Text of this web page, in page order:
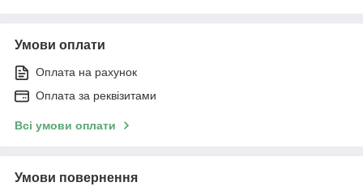
Умови оплати
Оплата на рахунок
Оплата за реквізитами
Всі умови оплати
Умови повернення